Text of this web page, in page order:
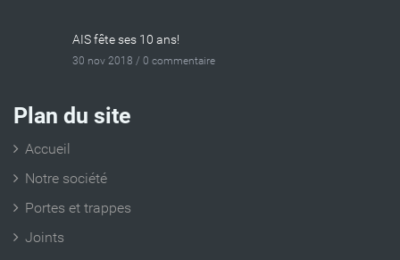
AIS fête ses 10 ans!
30 nov 2018 / 0 commentaire
Plan du site
Accueil
Notre société
Portes et trappes
Joints